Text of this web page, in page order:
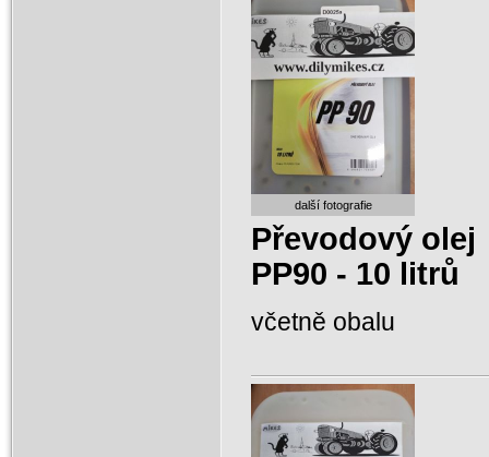
další fotografie
Převodový olej
PP90 - 10 litrů
včetně obalu